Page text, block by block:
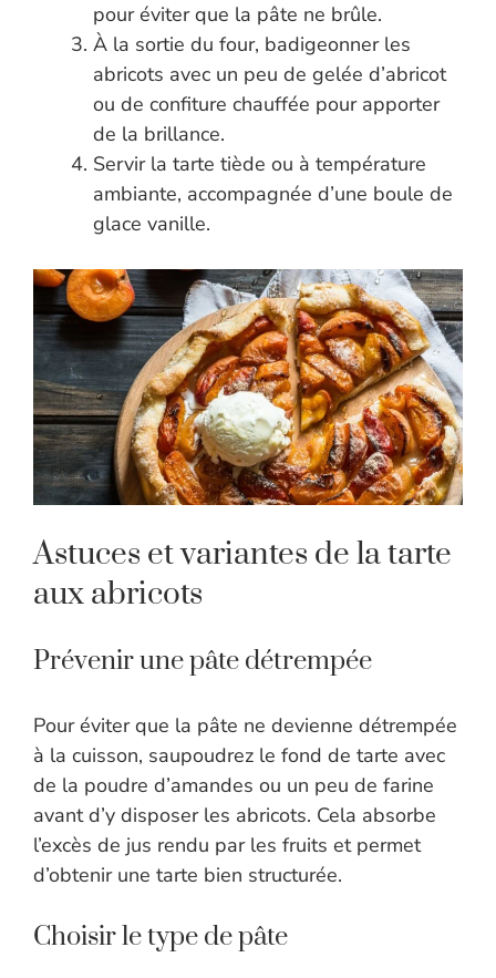
pour éviter que la pâte ne brûle.
À la sortie du four, badigeonner les
abricots avec un peu de gelée d’abricot
ou de confiture chauffée pour apporter
de la brillance.
Servir la tarte tiède ou à température
ambiante, accompagnée d’une boule de
glace vanille.
Astuces et variantes de la tarte
aux abricots
Prévenir une pâte détrempée
Pour éviter que la pâte ne devienne détrempée
à la cuisson, saupoudrez le fond de tarte avec
de la poudre d’amandes ou un peu de farine
avant d’y disposer les abricots. Cela absorbe
l’excès de jus rendu par les fruits et permet
d’obtenir une tarte bien structurée.
Choisir le type de pâte